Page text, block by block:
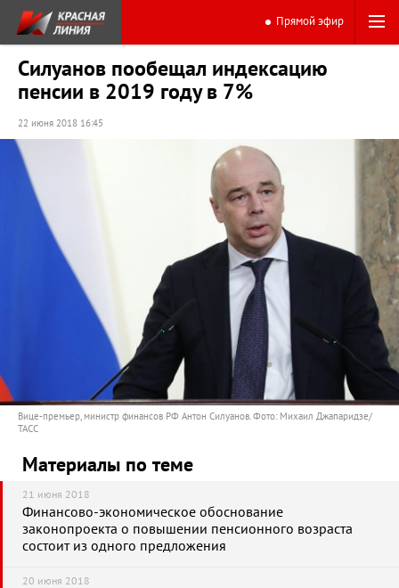
Прямой эфир
Силуанов пообещал индексацию
пенсии в 2019 году в 7%
22 июня 2018 16:45
Вице-премьер, министр финансов РФ Антон Силуанов. Фото: Михаил Джапаридзе/
ТАСС
Материалы по теме
21 июня 2018
Финансово-экономическое обоснование
законопроекта о повышении пенсионного возраста
состоит из одного предложения
20 июня 2018